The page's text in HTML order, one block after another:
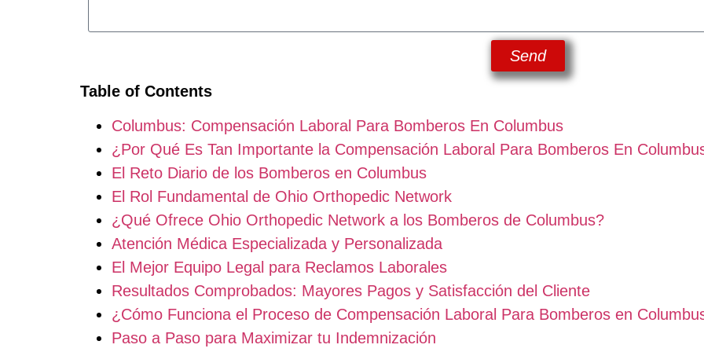
Send
Table of Contents
Columbus: Compensación Laboral Para Bomberos En Columbus
¿Por Qué Es Tan Importante la Compensación Laboral Para Bomberos En
El Reto Diario de los Bomberos en Columbus
El Rol Fundamental de Ohio Orthopedic Network
¿Qué Ofrece Ohio Orthopedic Network a los Bomberos de Columbus?
Atención Médica Especializada y Personalizada
El Mejor Equipo Legal para Reclamos Laborales
Resultados Comprobados: Mayores Pagos y Satisfacción del Cliente
¿Cómo Funciona el Proceso de Compensación Laboral Para Bomberos en
Paso a Paso para Maximizar tu Indemnización